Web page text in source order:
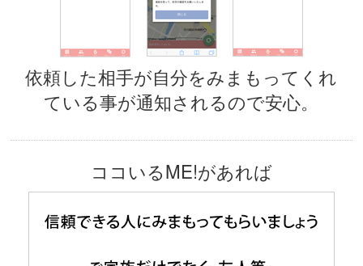
依頼した相手が自分をみまもってくれ
ている事が通知されるので安心。
ココいるME!があれば